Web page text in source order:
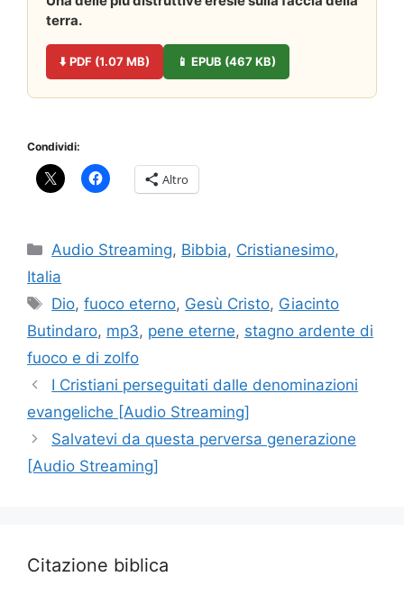
terra.
⬇️ PDF (1.07 MB) 📱 EPUB (467 KB)
Condividi:
Altro
Categorie
Audio Streaming, Bibbia, Cristianesimo,
Italia
Tag
Dio,fuoco eterno, Gesù Cristo, Giacinto
Butindaro, mp3, pene eterne, stagno ardente di
fuoco e di zolfo
I Cristiani perseguitati dalle denominazioni
evangeliche [Audio Streaming]
Salvatevi da questa perversa generazione
[Audio Streaming]
Citazione biblica